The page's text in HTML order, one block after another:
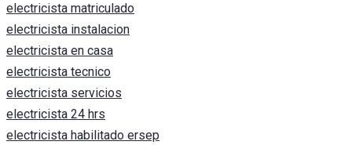
electricista matriculado
electricista instalacion
electricista en casa
electricista tecnico
electricista servicios
electricista 24 hrs
electricista habilitado ersep